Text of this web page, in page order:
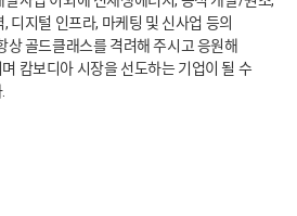
디지털 인프라, 마케팅 및 신사업 등의
상 골드클래스를 격려해 주시고 응원해
캄보디아 시장을 선도하는 기업이 될 수